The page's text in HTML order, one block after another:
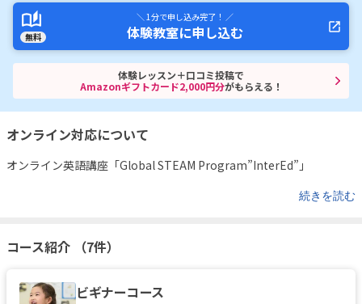
無料
＼ 1分で申し込み完了！ ／
体験教室に申し込む
体験レッスン＋口コミ投稿で
Amazonギフトカード2,000円分がもらえる！
オンライン対応について
オンライン英語講座「Global STEAM Program”InterEd”」
続きを読む
コース紹介 （7件）
ビギナーコース